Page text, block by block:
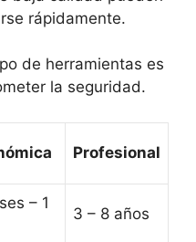
rápidamente.
de herramientas es
la seguridad.
Profesional
– 1
3 – 8 años